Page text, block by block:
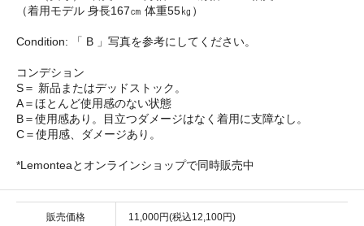
（着用モデル 身長167㎝ 体重55㎏）
Condition: 「 B 」写真を参考にしてください。
コンデション
S＝ 新品またはデッドストック。
A＝ほとんど使用感のない状態
B＝使用感あり。目立つダメージはなく着用に支障なし。
C＝使用感、ダメージあり。
*Lemonteaとオンラインショップで同時販売中
販売価格 11,000円(税込12,100円)